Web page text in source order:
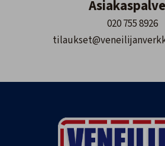
020 755 8926